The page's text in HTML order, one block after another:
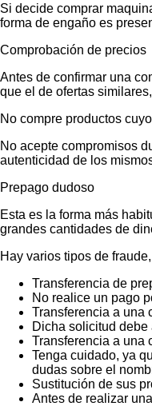
Si decide comprar
forma de engaño es
Comprobación de precios
Antes de confirmar una
que el de ofertas
No compre productos
No acepte compromisos
autenticidad de los
Prepago dudoso
Esta es la forma más
grandes cantidades de
Hay varios tipos de
Transferencia de
No realice un pago
Transferencia a una
Dicha solicitud debe
Transferencia a una
Tenga cuidado, ya
dudas sobre el
Sustitución de sus
Antes de realizar